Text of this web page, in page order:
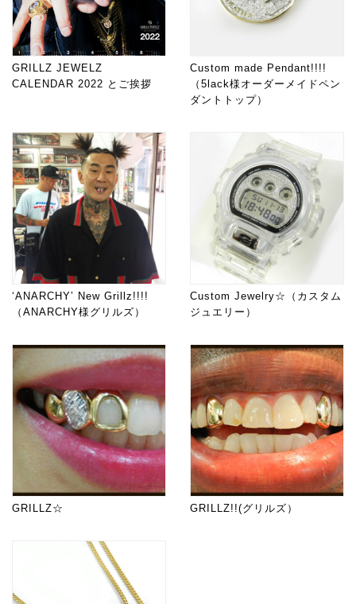
GRILLZ JEWELZ
CALENDAR 2022 とご挨拶
Custom made Pendant!!!!
（5lack様オーダーメイドペン
ダントトップ）
‘ANARCHY’ New Grillz!!!!
（ANARCHY様グリルズ）
Custom Jewelry☆（カスタム
ジュエリー）
GRILLZ☆ GRILLZ!!(グリルズ）